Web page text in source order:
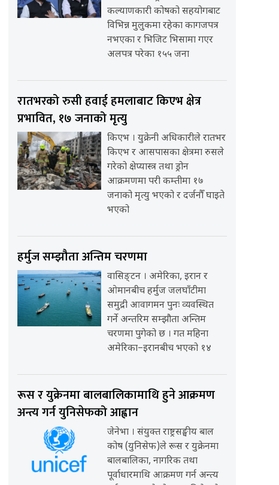
कल्याणकारी कोषको सहयोगबाट
विभिन्न मुलुकमा रहेका कागजपत्र
नभएका र भिजिट भिसामा गएर
अलपत्र परेका १५५ जना
रातभरको रुसी हवाई हमलाबाट किएभ क्षेत्र
प्रभावित, १७ जनाको मृत्यु
किएभ । युक्रेनी अधिकारीले रातभर
किएभ र आसपासका क्षेत्रमा रुसले
गरेको क्षेप्यास्त्र तथा ड्रोन
आक्रमणमा परी कम्तीमा १७
जनाको मृत्यु भएको र दर्जनौँ घाइते
भएको
हर्मुज सम्झौता अन्तिम चरणमा
वासिङ्टन । अमेरिका, इरान र
ओमानबीच हर्मुज जलघाँटीमा
समुद्री आवागमन पुनः व्यवस्थित
गर्ने अन्तरिम सम्झौता अन्तिम
चरणमा पुगेको छ । गत महिना
अमेरिका–इरानबीच भएको १४
रूस र युक्रेनमा बालबालिकामाथि हुने आक्रमण
अन्त्य गर्न युनिसेफको आह्वान
जेनेभा । संयुक्त राष्ट्रसङ्घीय बाल
कोष (युनिसेफ)ले रूस र युक्रेनमा
बालबालिका, नागरिक तथा
पूर्वाधारमाथि आक्रमण गर्न अन्त्य